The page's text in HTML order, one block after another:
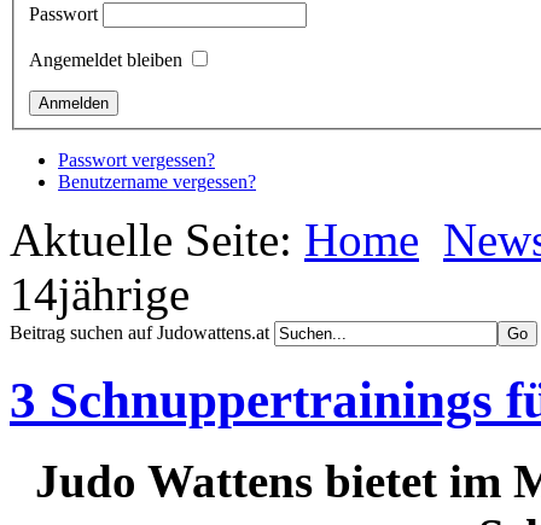
Passwort
Angemeldet bleiben
Passwort vergessen?
Benutzername vergessen?
Aktuelle Seite: Home
14jährige
Beitrag suchen auf Judowattens.at
3 Schnuppertrainings
Judo Wattens bietet im